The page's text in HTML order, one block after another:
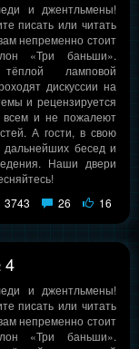
и джентльмены!
писать или читать
непременно стоит
«Три баньши».
ламповой
дискуссии на
и рецензируется
всем и не пожалеют
А гости, в свою
бесед и
Наши двери
3743 26 16
4
и джентльмены!
писать или читать
непременно стоит
«Три баньши».